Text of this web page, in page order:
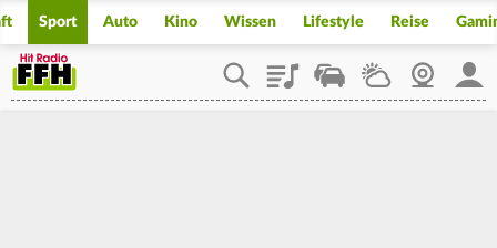
Sport Auto Kino Wissen Lifestyle Reise
PlaylistStaupilotWetterWebcam